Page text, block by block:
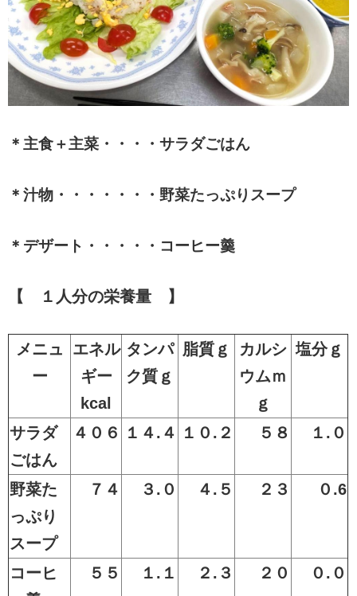
＊主食＋主菜・・・・サラダごはん
＊汁物・・・・・・・野菜たっぷりスープ
＊デザート・・・・・コーヒー羹
【 １人分の栄養量 】
メニュ
ー
エネル
ギー
kcal
タンパ
ク質ｇ
脂質ｇ
カルシ
ウムｍ
ｇ
塩分ｇ
サラダ
ごはん
４０６ １４.４ １０.２ ５８ １.０
野菜た
っぷり
スープ
７４ ３.０ ４.５ ２３ ０.6
コーヒ
５５ １.１ ２.３ ２０ ０.０